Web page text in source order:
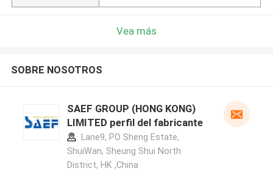
Vea más
SOBRE NOSOTROS
SAEF GROUP (HONG KONG)
LIMITED perfil del fabricante
Lane9, PO Sheng Estate,
ShuiWan, Sheung Shui North
District, HK ,China